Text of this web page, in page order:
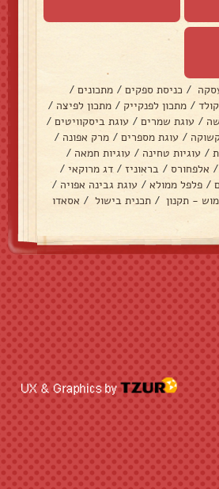
/ כניסת ספקים / מתכונים /
/ מתכון לפנקייק / מתכון לפיצה /
/ עוגת שמרים / עוגת ביסקוויטים /
/ עוגת מספרים / מרק אפונה /
/ עוגיות טחינה / עוגיות חמאה /
/ אלפחורס / בראוניז / דג מרוקאי /
/ פלפל ממולא / עוגת גבינה אפויה /
- תקנון / תכנית בישול / אסאדו